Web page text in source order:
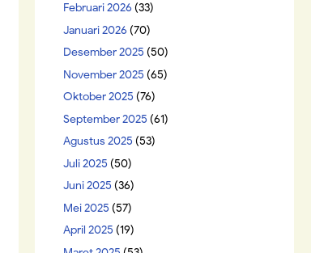
Februari 2026 (33)
Januari 2026 (70)
Desember 2025 (50)
November 2025 (65)
Oktober 2025 (76)
September 2025 (61)
Agustus 2025 (53)
Juli 2025 (50)
Juni 2025 (36)
Mei 2025 (57)
April 2025 (19)